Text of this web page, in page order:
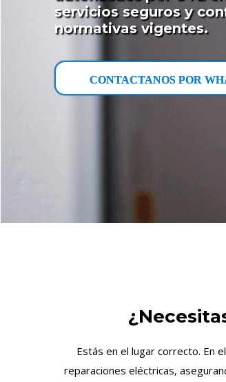
servicios seguros y
normativas vigentes.
CONTACTANOS POR
Estás en el lugar correcto. En
reparaciones eléctricas,